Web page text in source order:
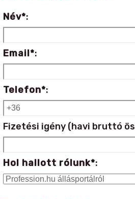
Név*:
Email*:
Telefon*:
Fizetési igény (havi bruttó
Hol hallott rólunk*: